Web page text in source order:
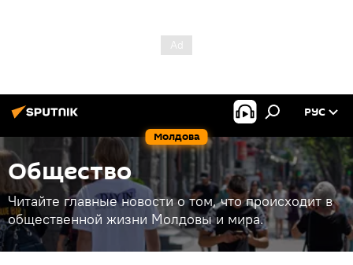
Молдова
РУС
Общество
Читайте главные новости о том, что происходит в
общественной жизни Молдовы и мира.